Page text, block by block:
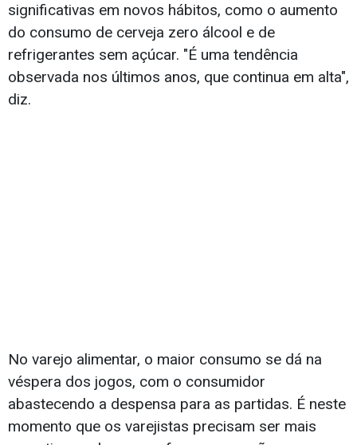
significativas em novos hábitos, como o aumento
do consumo de cerveja zero álcool e de
refrigerantes sem açúcar. "É uma tendência
observada nos últimos anos, que continua em alta",
diz.
No varejo alimentar, o maior consumo se dá na
véspera dos jogos, com o consumidor
abastecendo a despensa para as partidas. É neste
momento que os varejistas precisam ser mais